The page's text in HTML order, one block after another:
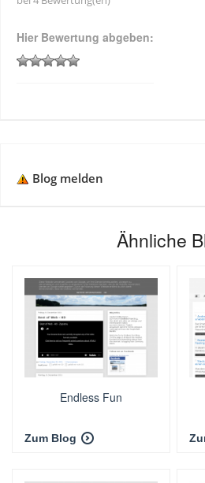
Hier Bewertung abgeben:
Blog melden
Ähnliche
Endless Fun
Zum Blog